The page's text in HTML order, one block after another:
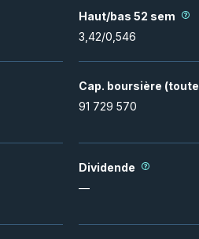
Haut/bas 52 sem
3,42/0,546
Cap. boursière
91 729 570
Dividende
—